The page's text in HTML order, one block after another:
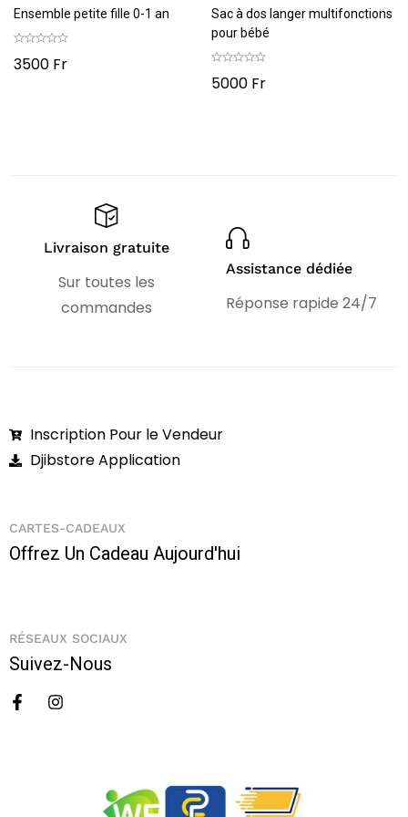
Ensemble petite fille 0-1 an
3500 Fr
Sac à dos langer multifonctions
pour bébé
5000 Fr
Livraison gratuite
Sur toutes les
commandes
Assistance dédiée
Réponse rapide 24/7
Inscription Pour le Vendeur
Djibstore Application
CARTES-CADEAUX
Offrez Un Cadeau Aujourd'hui
RÉSEAUX SOCIAUX
Suivez-Nous